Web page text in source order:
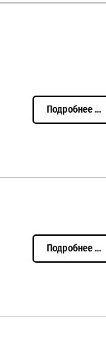
Подробнее ...
Подробнее ...